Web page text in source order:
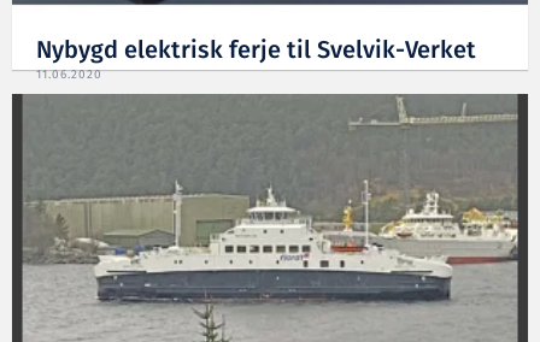
Nybygd elektrisk ferje til Svelvik-Verket
11.06.2020